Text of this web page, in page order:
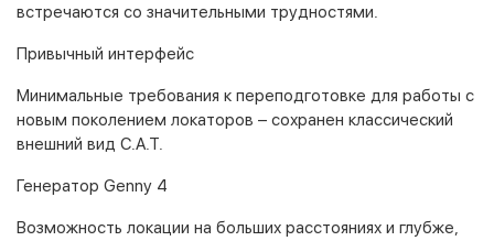
встречаются со значительными трудностями.
Привычный интерфейс
Минимальные требования к переподготовке для работы с
новым поколением локаторов – сохранен классический
внешний вид C.A.T.
Генератор Genny 4
Возможность локации на больших расстояниях и глубже,